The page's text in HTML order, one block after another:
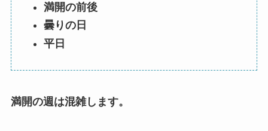
満開の前後
曇りの日
平日
満開の週は混雑します。